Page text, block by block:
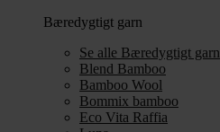
Bæredygtigt garn
Se alle Bæredygtigt garn
Blend Bamboo
Bamboo Wool
Bommix bamboo
Eco Vita Raffia